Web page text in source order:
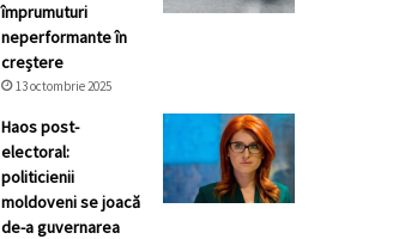
împrumuturi
neperformante în
creștere
13 octombrie 2025
Haos post-
electoral:
politicienii
moldoveni se joacă
de-a guvernarea